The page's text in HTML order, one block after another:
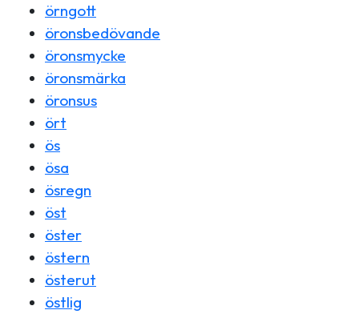
örngott
öronsbedövande
öronsmycke
öronsmärka
öronsus
ört
ös
ösa
ösregn
öst
öster
östern
österut
östlig